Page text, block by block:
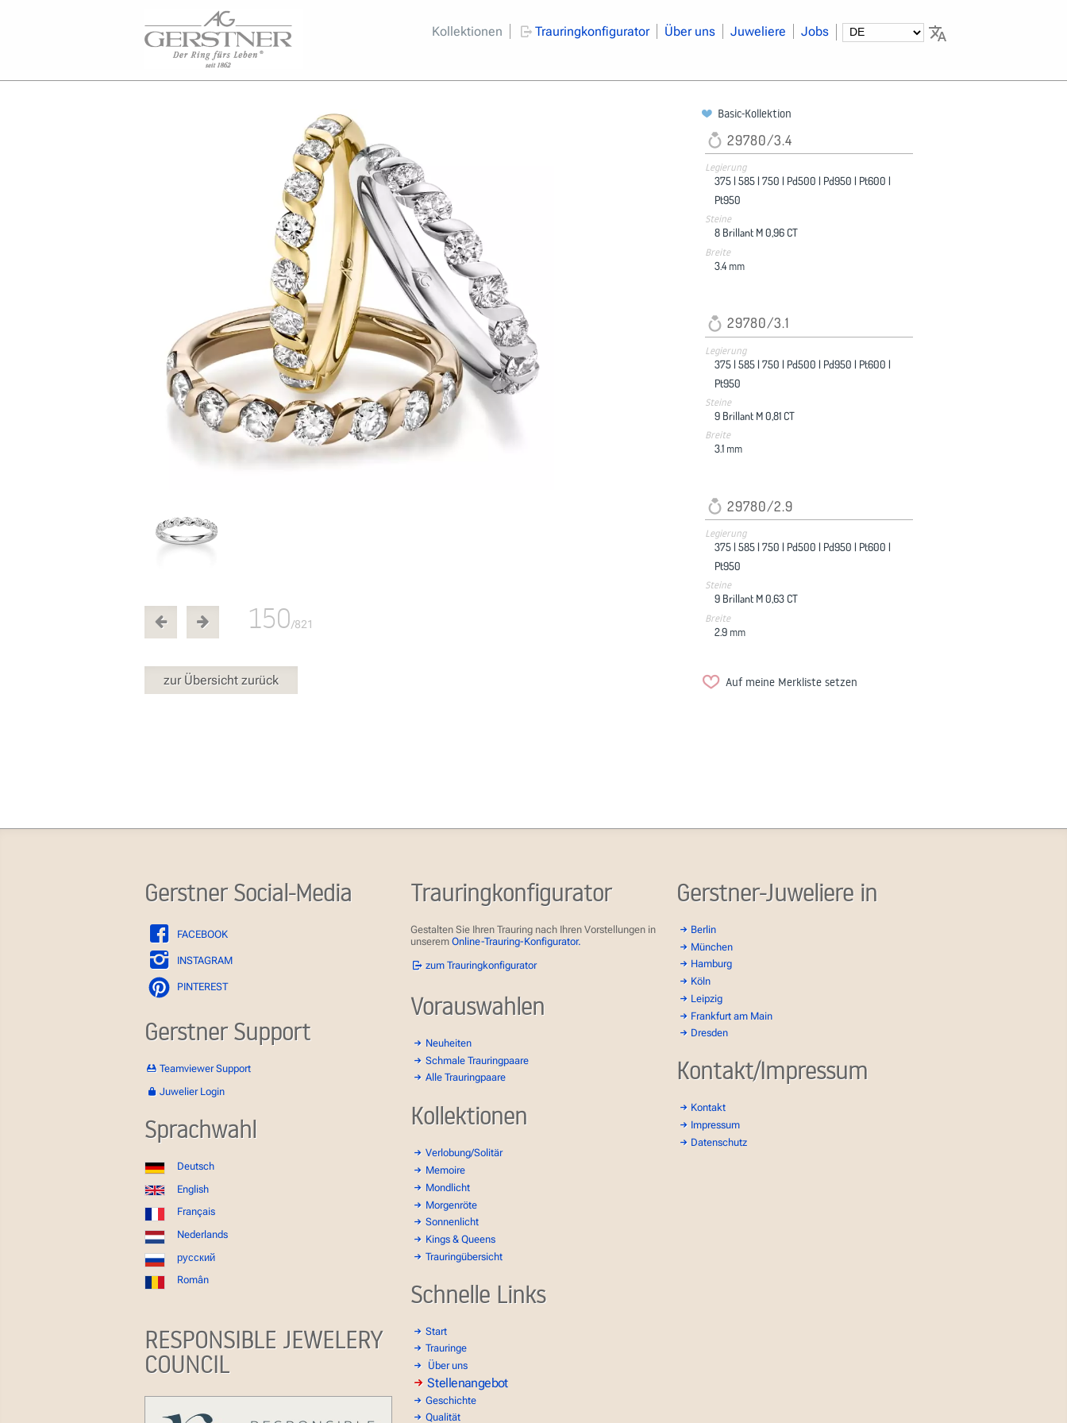
Kollektionen Trauringkonfigurator Über uns Juweliere Jobs
150/821
zur Übersicht zurück
Basic-Kollektion
29780/3.4
Legierung
375 | 585 | 750 | Pd500 | Pd950 | Pt600 |
Pt950
Steine
8 Brillant M 0,96 CT
Breite
3.4 mm
29780/3.1
Legierung
375 | 585 | 750 | Pd500 | Pd950 | Pt600 |
Pt950
Steine
9 Brillant M 0,81 CT
Breite
3.1 mm
29780/2.9
Legierung
375 | 585 | 750 | Pd500 | Pd950 | Pt600 |
Pt950
Steine
9 Brillant M 0,63 CT
Breite
2.9 mm
Auf meine Merkliste setzen
Gerstner Social-Media
FACEBOOK
INSTAGRAM
PINTEREST
Gerstner Support
Teamviewer Support
Juwelier Login
Sprachwahl
Deutsch
English
Français
Nederlands
русский
Român
RESPONSIBLE JEWELERY
COUNCIL
Trauringkonfigurator
Gestalten Sie Ihren Trauring nach Ihren Vorstellungen in
unserem Online-Trauring-Konfigurator.
zum Trauringkonfigurator
Vorauswahlen
Neuheiten
Schmale Trauringpaare
Alle Trauringpaare
Kollektionen
Verlobung/Solitär
Memoire
Mondlicht
Morgenröte
Sonnenlicht
Kings & Queens
Trauringübersicht
Schnelle Links
Start
Trauringe
Über uns
Stellenangebot
Geschichte
Qualität
Gerstner-Juweliere in
Berlin
München
Hamburg
Köln
Leipzig
Frankfurt am Main
Dresden
Kontakt/Impressum
Kontakt
Impressum
Datenschutz